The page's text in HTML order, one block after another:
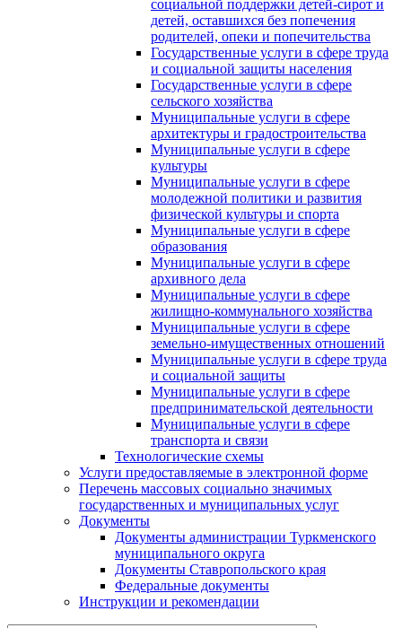
социальной поддержки детей-сирот и
детей, оставшихся без попечения
родителей, опеки и попечительства
Государственные услуги в сфере труда
и социальной защиты населения
Государственные услуги в сфере
сельского хозяйства
Муниципальные услуги в сфере
архитектуры и градостроительства
Муниципальные услуги в сфере
культуры
Муниципальные услуги в сфере
молодежной политики и развития
физической культуры и спорта
Муниципальные услуги в сфере
образования
Муниципальные услуги в сфере
архивного дела
Муниципальные услуги в сфере
жилищно-коммунального хозяйства
Муниципальные услуги в сфере
земельно-имущественных отношений
Муниципальные услуги в сфере труда
и социальной защиты
Муниципальные услуги в сфере
предпринимательской деятельности
Муниципальные услуги в сфере
транспорта и связи
Технологические схемы
Услуги предоставляемые в электронной форме
Перечень массовых социально значимых
государственных и муниципальных услуг
Документы
Документы администрации Туркменского
муниципального округа
Документы Ставропольского края
Федеральные документы
Инструкции и рекомендации